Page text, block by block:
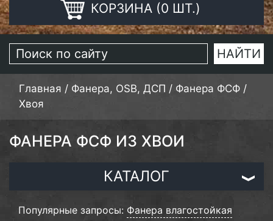
КОРЗИНА (0 ШТ.)
Главная / Фанера, OSB, ДСП / Фанера ФСФ /
Хвоя
ФАНЕРА ФСФ ИЗ ХВОИ
КАТАЛОГ
Популярные запросы: Фанера влагостойкая